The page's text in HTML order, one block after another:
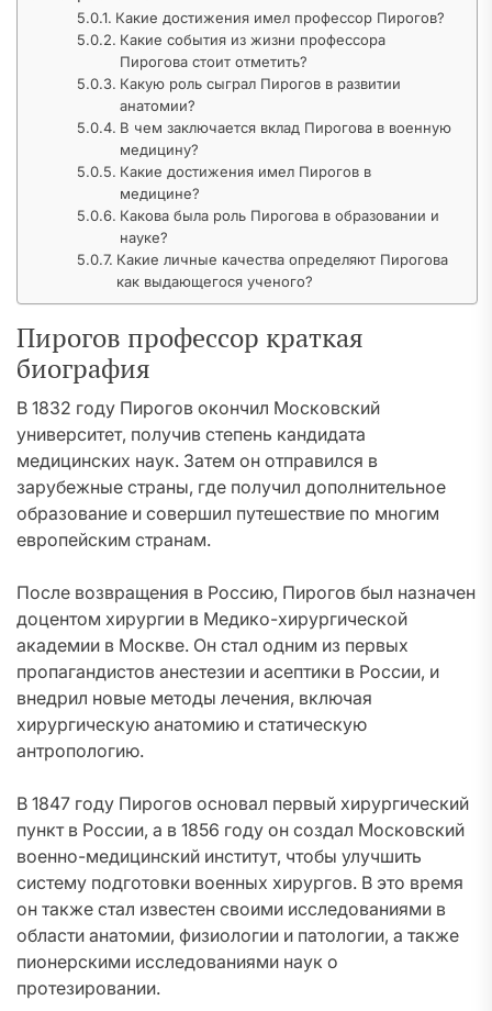
Какие достижения имел профессор Пирогов?
Какие события из жизни профессора
Пирогова стоит отметить?
Какую роль сыграл Пирогов в развитии
анатомии?
В чем заключается вклад Пирогова в военную
медицину?
Какие достижения имел Пирогов в
медицине?
Какова была роль Пирогова в образовании и
науке?
Какие личные качества определяют Пирогова
как выдающегося ученого?
Пирогов профессор краткая
биография
В 1832 году Пирогов окончил Московский
университет, получив степень кандидата
медицинских наук. Затем он отправился в
зарубежные страны, где получил дополнительное
образование и совершил путешествие по многим
европейским странам.
После возвращения в Россию, Пирогов был назначен
доцентом хирургии в Медико-хирургической
академии в Москве. Он стал одним из первых
пропагандистов анестезии и асептики в России, и
внедрил новые методы лечения, включая
хирургическую анатомию и статическую
антропологию.
В 1847 году Пирогов основал первый хирургический
пункт в России, а в 1856 году он создал Московский
военно-медицинский институт, чтобы улучшить
систему подготовки военных хирургов. В это время
он также стал известен своими исследованиями в
области анатомии, физиологии и патологии, а также
пионерскими исследованиями наук о
протезировании.